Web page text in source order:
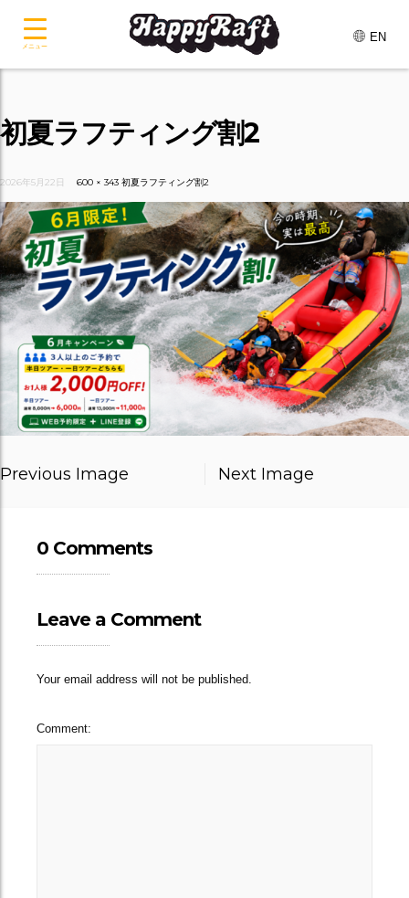
EN
初夏ラフティング割2
2026年5月22日 600 × 343 初夏ラフティング割2
Previous Image Next Image
0 Comments
Leave a Comment
Your email address will not be published.
Comment:
メニュー